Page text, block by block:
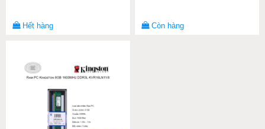
Hết hàng Còn hàng